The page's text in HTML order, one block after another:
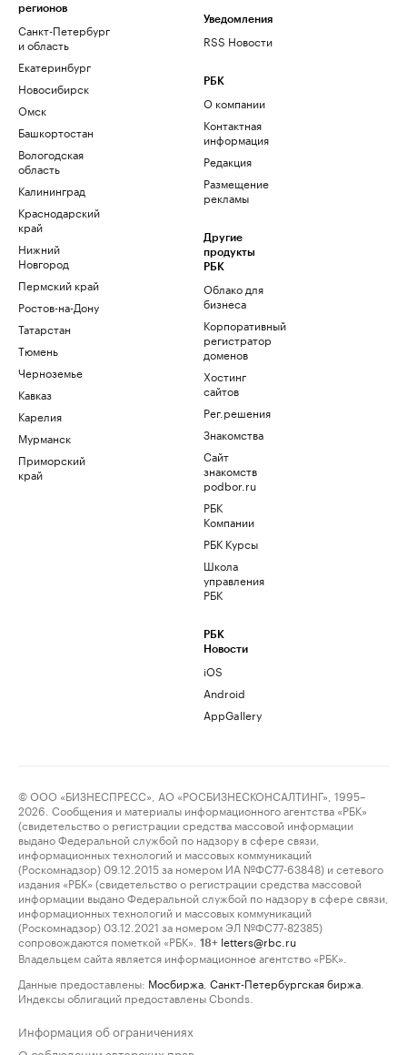
регионов
Санкт-Петербург
и область
Екатеринбург
Новосибирск
Омск
Башкортостан
Вологодская
область
Калининград
Краснодарский
край
Нижний
Новгород
Пермский край
Ростов-на-Дону
Татарстан
Тюмень
Черноземье
Кавказ
Карелия
Мурманск
Приморский
край
Уведомления
RSS Новости
РБК
О компании
Контактная
информация
Редакция
Размещение
рекламы
Другие
продукты
РБК
Облако для
бизнеса
Корпоративный
регистратор
доменов
Хостинг
сайтов
Рег.решения
Знакомства
Сайт
знакомств
podbor.ru
РБК
Компании
РБК Курсы
Школа
управления
РБК
РБК
Новости
iOS
Android
AppGallery
© ООО «БИЗНЕСПРЕСС», АО «РОСБИЗНЕСКОНСАЛТИНГ», 1995–
2026. Сообщения и материалы информационного агентства «РБК»
(свидетельство о регистрации средства массовой информации
выдано Федеральной службой по надзору в сфере связи,
информационных технологий и массовых коммуникаций
(Роскомнадзор) 09.12.2015 за номером ИА №ФС77-63848) и сетевого
издания «РБК» (свидетельство о регистрации средства массовой
информации выдано Федеральной службой по надзору в сфере связи,
информационных технологий и массовых коммуникаций
(Роскомнадзор) 03.12.2021 за номером ЭЛ №ФС77-82385)
сопровождаются пометкой «РБК».
18+ letters@rbc.ru
Владельцем сайта является информационное агентство «РБК».
Данные предоставлены: Мосбиржа Санкт-Петербургская биржа
Индексы облигаций предоставлены Cbonds.
Информация об ограничениях